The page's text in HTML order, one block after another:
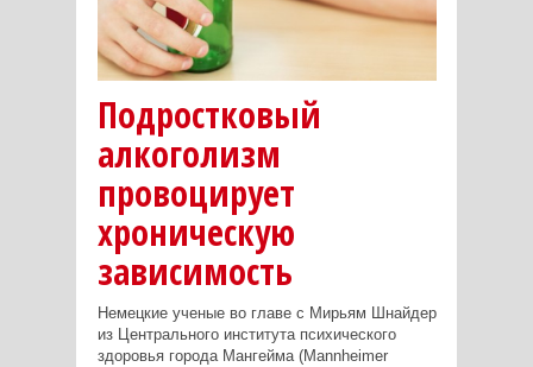
Подростковый
алкоголизм
провоцирует
хроническую
зависимость
Немецкие ученые во главе с Мирьям Шнайдер
из Центрального института психического
здоровья города Мангейма (Mannheimer